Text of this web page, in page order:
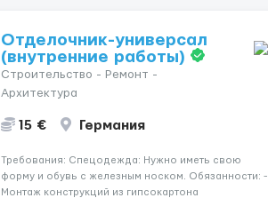
Отделочник-универсал
(внутренние работы)
Строительство - Ремонт -
Архитектура
15 € Германия
Требования: Спецодежда: Нужно иметь свою
форму и обувь с железным носком. Обязанности: -
Монтаж конструкций из гипсокартона